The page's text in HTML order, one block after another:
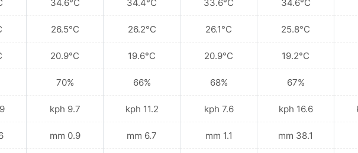
34.6°C
25.8°C
19.2°C
67%
16.6 kph
38.1 mm
33.6°C
26.1°C
20.9°C
68%
7.6 kph
1.1 mm
34.4°C
26.2°C
19.6°C
66%
11.2 kph
6.7 mm
34.6°C
26.5°C
20.9°C
70%
9.7 kph
0.9 mm